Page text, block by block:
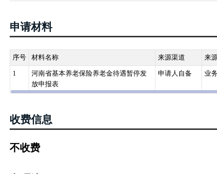
金期间服刑的，县社保机构停止为其发放养老保险待遇……。 第三
6.《关于印发〈机关事业单位工作人员基本养老保险经办规程〉的通
办机构应通过资格认证工作，不断完善退休人员信息管理，对发生
理：……（二）退休人员在规定期限内未认证的，社保经办机构应暂
后，从次月恢复发放并补发暂停发放月份的基本养老金。（三）退
申请材料
序号 材料名称 来源渠道 来
1
河南省基本养老保险养老金待遇暂停发
放申报表
申请人自备 业
收费信息
不收费